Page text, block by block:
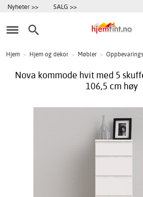
Nyheter >> SALG >>
Hjem > Hjem og dekor > Møbler >
Nova kommode hvit med 5
106,5 cm høy